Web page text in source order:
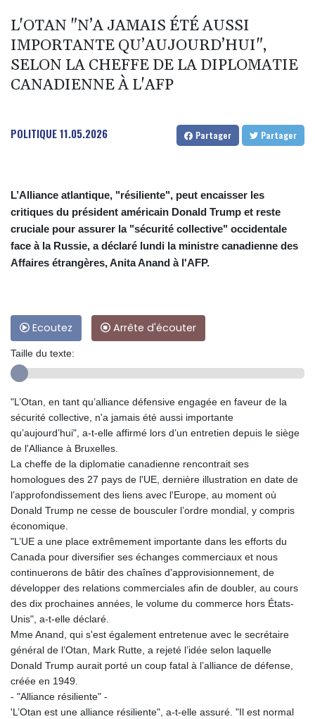
L'OTAN "N’A JAMAIS ÉTÉ AUSSI
IMPORTANTE QU’AUJOURD’HUI",
SELON LA CHEFFE DE LA DIPLOMATIE
CANADIENNE À L'AFP
POLITIQUE11.05.2026 Partager Partager
L’Alliance atlantique, "résiliente", peut encaisser les
critiques du président américain Donald Trump et reste
cruciale pour assurer la "sécurité collective" occidentale
face à la Russie, a déclaré lundi la ministre canadienne des
Affaires étrangères, Anita Anand à l'AFP.
Ecoutez Arrête d'écouter
Taille du texte:
"L’Otan, en tant qu’alliance défensive engagée en faveur de la
sécurité collective, n'a jamais été aussi importante
qu’aujourd’hui", a-t-elle affirmé lors d’un entretien depuis le siège
de l'Alliance à Bruxelles.
La cheffe de la diplomatie canadienne rencontrait ses
homologues des 27 pays de l'UE, dernière illustration en date de
l’approfondissement des liens avec l'Europe, au moment où
Donald Trump ne cesse de bousculer l’ordre mondial, y compris
économique.
"L’UE a une place extrêmement importante dans les efforts du
Canada pour diversifier ses échanges commerciaux et nous
continuerons de bâtir des chaînes d'approvisionnement, de
développer des relations commerciales afin de doubler, au cours
des dix prochaines années, le volume du commerce hors États-
Unis", a-t-elle déclaré.
Mme Anand, qui s'est également entretenue avec le secrétaire
général de l’Otan, Mark Rutte, a rejeté l’idée selon laquelle
Donald Trump aurait porté un coup fatal à l’alliance de défense,
créée en 1949.
- "Alliance résiliente" -
'L’Otan est une alliance résiliente", a-t-elle assuré. "Il est normal